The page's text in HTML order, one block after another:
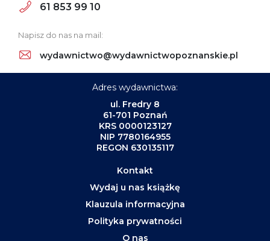
61 853 99 10
Napisz do nas na mail:
wydawnictwo@wydawnictwopoznanskie.pl
Adres wydawnictwa:
ul. Fredry 8
61-701 Poznań
KRS 0000123127
NIP 7780164955
REGON 630135117
Kontakt
Wydaj u nas książkę
Klauzula informacyjna
Polityka prywatności
O nas